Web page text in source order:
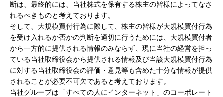
断は、最終的には、当社株式を保有する株主の皆様によってなさ
れるべきものと考えております。
そして、大規模買付行為に際して、株主の皆様が大規模買付行為
を受け入れるか否かの判断を適切に行うためには、大規模買付者
から一方的に提供される情報のみならず、現に当社の経営を担っ
ている当社取締役会から提供される情報及び当該大規模買付行為
に対する当社取締役会の評価・意見等も含めた十分な情報が提供
されることが必要不可欠であると考えております。
当社グループは「すべての人にインターネット」のコーポレート